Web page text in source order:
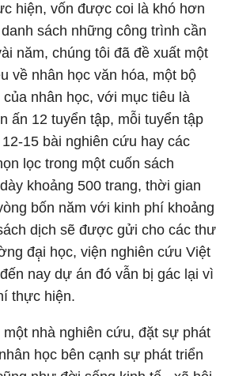
hiện, vốn được coi là khó hơn
sách những công trình cần
năm, chúng tôi đã đề xuất một
về nhân học văn hóa, một bộ
nhân học, với mục tiêu là
ấn 12 tuyển tậ̣p, mỗi tuyển tập
15 bài nghiên cứu hay các
lọc trong một cuốn sách
khoảng 500 trang, thời gian
bốn năm với kinh phí khoảng
dịch sẽ được gửi cho các thư
đạ̣i học, viện nghiên cứu Việt
nay dự án đó vẫn bị gác lại vì
thực hiện.
nhà nghiên cứu, đặt sự phát
học bên cạnh sự phát triển